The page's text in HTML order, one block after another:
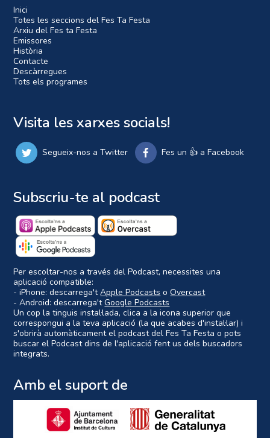
Inici
Totes les seccions del Fes Ta Festa
Arxiu del Fes ta Festa
Emissores
Història
Contacte
Descàrregues
Tots els programes
Visita les xarxes socials!
Segueix-nos a Twitter Fes un 👍 a Facebook
Subscriu-te al podcast
Per escoltar-nos a través del Podcast, necessites una
aplicació compatible:
- iPhone: descarrega'tApple Podcasts oOvercast
- Android: descarrega'tGoogle Podcasts
Un cop la tinguis instal·lada, clica a la icona superior que
correspongui a la teva aplicació (la que acabes d'instal·lar) i
s'obrirà automàticament el podcast del Fes Ta Festa o pots
buscar el Podcast dins de l'aplicació fent us dels buscadors
integrats.
Amb el suport de